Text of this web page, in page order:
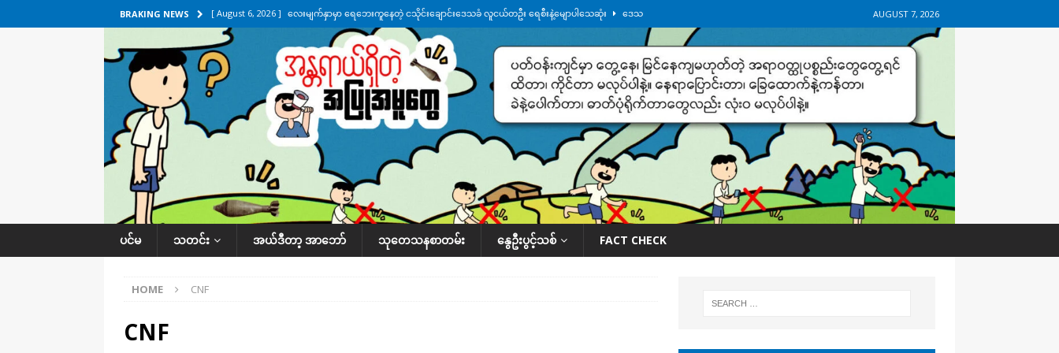
BRAKING NEWS [ August 6, 2026 ] လေးမျက်နှာမှာ ရေဘေးကူနေတဲ့ ငသိုင်းချောင်းဒေသခံ လူငယ်တဦး ရေစီးနဲ့မျောပါသေဆုံး ဒေသ
အလိုက် သတင်းကဏ္ဍ
[ August 6, 2026 ] ရေကြီးနေတဲ့ လေးမျက်နှာမှာ ဖုန်းလိုင်းတွေ ပြတ်တောက်နေ ဒေသအလိုက် သတင်းကဏ္ဍ
[ August 5, 2026 ] ရန်ကုန်မြို့မှာ ကားမှန်ခွဲခံရတာတွေ ဆက်တိုက်ဖြစ် ဒေသအလိုက် သတင်းကဏ္ဍ
[ August 5, 2026 ] ဂျပန်ရဲ့ ဒုံးကျည်စမ်းသပ်မှုကို မြောက်ကိုရီးယား ဝေဖန် နိုင်ငံတကာရေးရာ
[ August 6, 2026 ] တာကျိုးပြီး ခုနှစ်ရက်မြောက်နေ့မှာ ငသိုင်းချောင်းမြို့ကို ရေစတင်ရောက်ရှိ ဒေသအလိုက် သတင်း
AUGUST 7, 2026
ပင်မ သတင်း အယ်ဒီတာ့ အာဘော် သုတေသနစာတမ်း နွေဦးပွင့်သစ် FACT CHECK
HOME CNF
CNF